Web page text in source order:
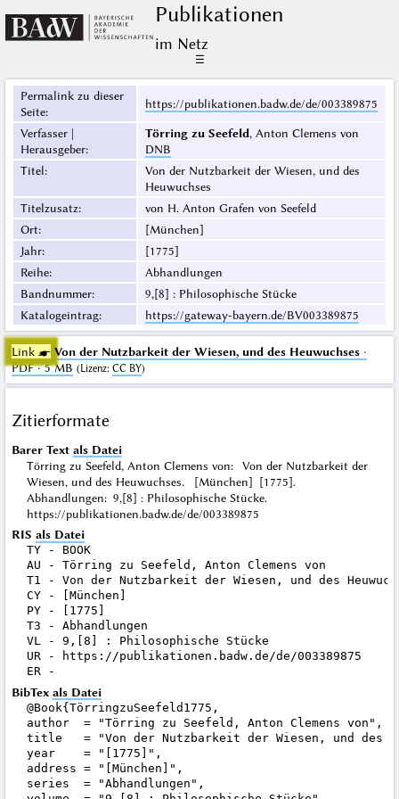
Publikationen
im Netz
☰
Permalink zu dieser
Seite:
https://publikationen.badw.de/de/003389875
Verfasser |
Herausgeber:
Törring zu Seefeld, Anton Clemens von
DNB
Titel:
Von der Nutzbarkeit der Wiesen, und des
Heuwuchses
Titelzusatz:
von H. Anton Grafen von Seefeld
Ort:
[München]
Jahr:
[1775]
Reihe:
Abhandlungen
Bandnummer:
9,[8] : Philosophische Stücke
Katalogeintrag: https://gateway-bayern.de/BV003389875
Link ☛ Von der Nutzbarkeit der Wiesen, und des Heuwuchses·
PDF · 5 MB (Lizenz: CC BY)
Zitierformate
Barer Text als Datei
Törring zu Seefeld, Anton Clemens von: Von der Nutzbarkeit der
Wiesen, und des Heuwuchses. [München] [1775].
Abhandlungen: 9,[8] : Philosophische Stücke.
https://publikationen.badw.de/de/003389875
RIS als Datei
TY - BOOK
AU - Törring zu Seefeld, Anton Clemens von
T1 - Von der Nutzbarkeit der Wiesen, und des
CY - [München]
PY - [1775]
T3 - Abhandlungen
VL - 9,[8] : Philosophische Stücke
UR - https://publikationen.badw.de/de/003389875
BibTex als Datei
@Book{TörringzuSeefeld1775,
author  = "Törring zu Seefeld, Anton Clemens von",
title   = "Von der Nutzbarkeit der Wiesen, und des
year    = "[1775]",
address = "[München]",
series  = "Abhandlungen",